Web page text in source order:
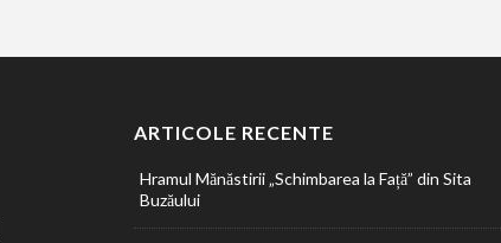
ARTICOLE RECENTE
Hramul Mănăstirii „Schimbarea la Față” din Sita
Buzăului